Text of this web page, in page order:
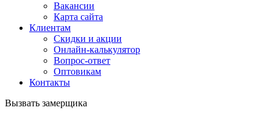
Вакансии
Карта сайта
Клиентам
Скидки и акции
Онлайн-калькулятор
Вопрос-ответ
Оптовикам
Контакты
Вызвать замерщика